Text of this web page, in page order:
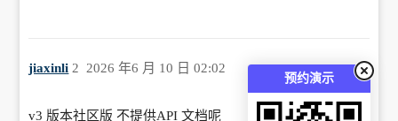
预约演示
jiaxinli 2026 年6 月 10 日 02:02
2
v3 版本社区版 不提供API 文档呢